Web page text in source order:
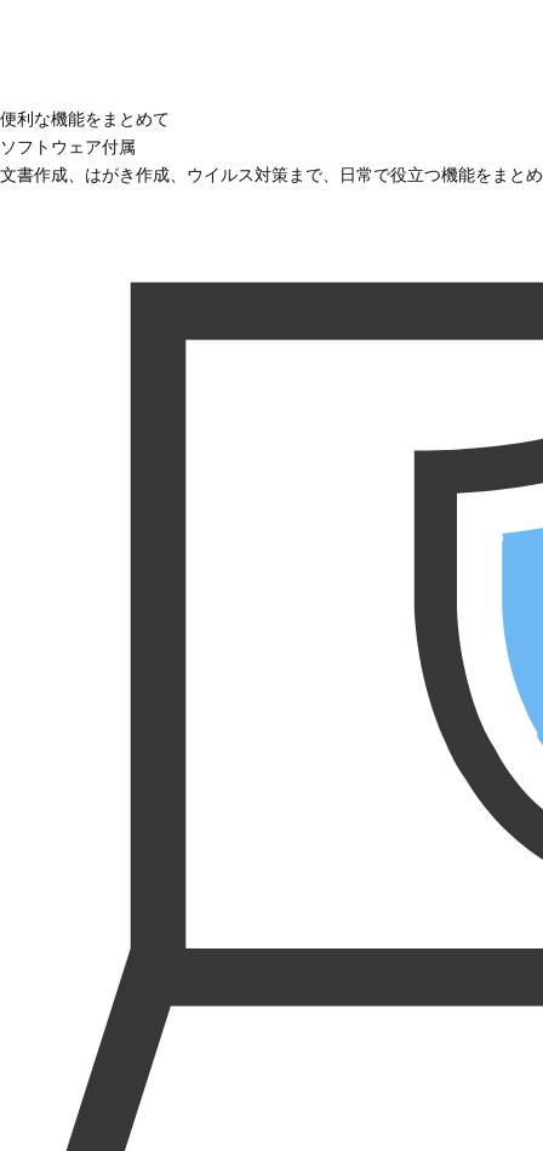
便利な機能をまとめて
ソフトウェア付属
文書作成、はがき作成、ウイルス対策まで、日常で役立つ機能をまと